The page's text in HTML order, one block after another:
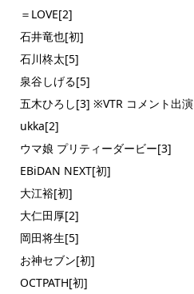
＝LOVE[2]
石井竜也[初]
石川柊太[5]
泉谷しげる[5]
五木ひろし[3] ※VTR コメント出演
ukka[2]
ウマ娘 プリティーダービー[3]
EBiDAN NEXT[初]
大江裕[初]
大仁田厚[2]
岡田将生[5]
お神セブン[初]
OCTPATH[初]